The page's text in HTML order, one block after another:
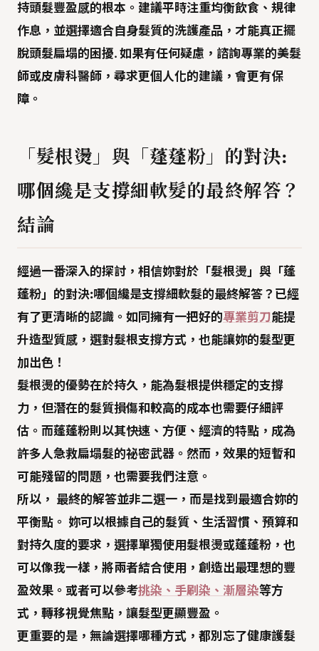
持頭髮豐盈感的根本。建議平時注重均衡飲食、規律
作息 ，並選擇適合自身髮質的洗護產品 ，才能真正擺
脫頭髮扁塌的困擾. 如果有任何疑慮，諮詢專業的美髮
師或皮膚科醫師，尋求更個人化的建議，會更有保
障。
「髮根燙」與「蓬蓬粉」的對決:
哪個纔是支撐細軟髮的最終解答？
結論
經過一番深入的探討，相信妳對於 「髮根燙」與「蓬
蓬粉」的對決:哪個纔是支撐細軟髮的最終解答？ 已經
有了更清晰的認識。如同擁有一把好的專業剪刀能提
升造型質感，選對髮根支撐方式，也能讓妳的髮型更
加出色！
髮根燙的優勢在於持久，能為髮根提供穩定的支撐
力，但潛在的髮質損傷和較高的成本也需要仔細評
估。而蓬蓬粉則以其快速、方便、經濟的特點，成為
許多人急救扁塌髮的祕密武器。然而，效果的短暫和
可能殘留的問題，也需要我們注意。
所以， 最終的解答並非二選一，而是找到最適合妳的
平衡點。 妳可以根據自己的髮質、生活習慣、預算和
對持久度的要求，選擇單獨使用髮根燙或蓬蓬粉，也
可以像我一樣，將兩者結合使用，創造出最理想的豐
盈效果。或者可以參考挑染、手刷染、漸層染等方
式，轉移視覺焦點，讓髮型更顯豐盈。
更重要的是，無論選擇哪種方式，都別忘了健康護髮